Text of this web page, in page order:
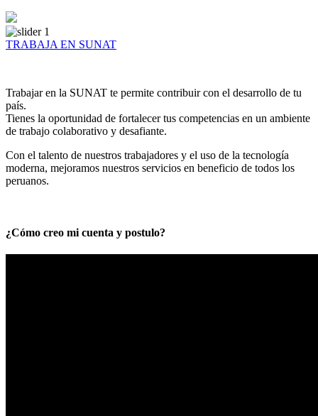
TRABAJA EN SUNAT
Trabajar en la SUNAT te permite contribuir con el desarrollo de tu
país.
Tienes la oportunidad de fortalecer tus competencias en un ambiente
de trabajo colaborativo y desafiante.
Con el talento de nuestros trabajadores y el uso de la tecnología
moderna, mejoramos nuestros servicios en beneficio de todos los
peruanos.
¿Cómo creo mi cuenta y postulo?